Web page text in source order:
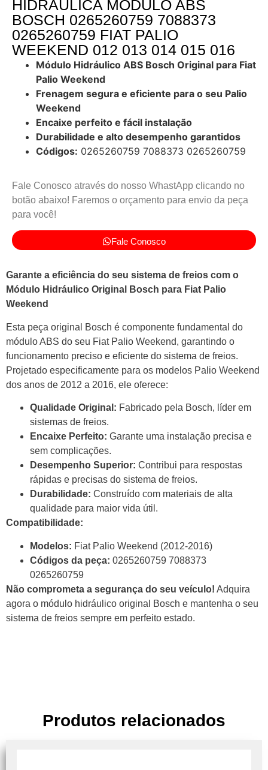
HIDRÁULICA MODULO ABS
BOSCH 0265260759 7088373
0265260759 FIAT PALIO
WEEKEND 012 013 014 015 016
Módulo Hidráulico ABS Bosch Original para Fiat
Palio Weekend
Frenagem segura e eficiente para o seu Palio
Weekend
Encaixe perfeito e fácil instalação
Durabilidade e alto desempenho garantidos
Códigos: 0265260759 7088373 0265260759
Fale Conosco através do nosso WhastApp clicando no
botão abaixo! Faremos o orçamento para envio da peça
para você!
Fale Conosco
Garante a eficiência do seu sistema de freios com o
Módulo Hidráulico Original Bosch para Fiat Palio
Weekend
Esta peça original Bosch é componente fundamental do
módulo ABS do seu Fiat Palio Weekend, garantindo o
funcionamento preciso e eficiente do sistema de freios.
Projetado especificamente para os modelos Palio Weekend
dos anos de 2012 a 2016, ele oferece:
Qualidade Original: Fabricado pela Bosch, líder em
sistemas de freios.
Encaixe Perfeito: Garante uma instalação precisa e
sem complicações.
Desempenho Superior: Contribui para respostas
rápidas e precisas do sistema de freios.
Durabilidade: Construído com materiais de alta
qualidade para maior vida útil.
Compatibilidade:
Modelos: Fiat Palio Weekend (2012-2016)
Códigos da peça: 0265260759 7088373
0265260759
Não comprometa a segurança do seu veículo! Adquira
agora o módulo hidráulico original Bosch e mantenha o seu
sistema de freios sempre em perfeito estado.
Produtos relacionados